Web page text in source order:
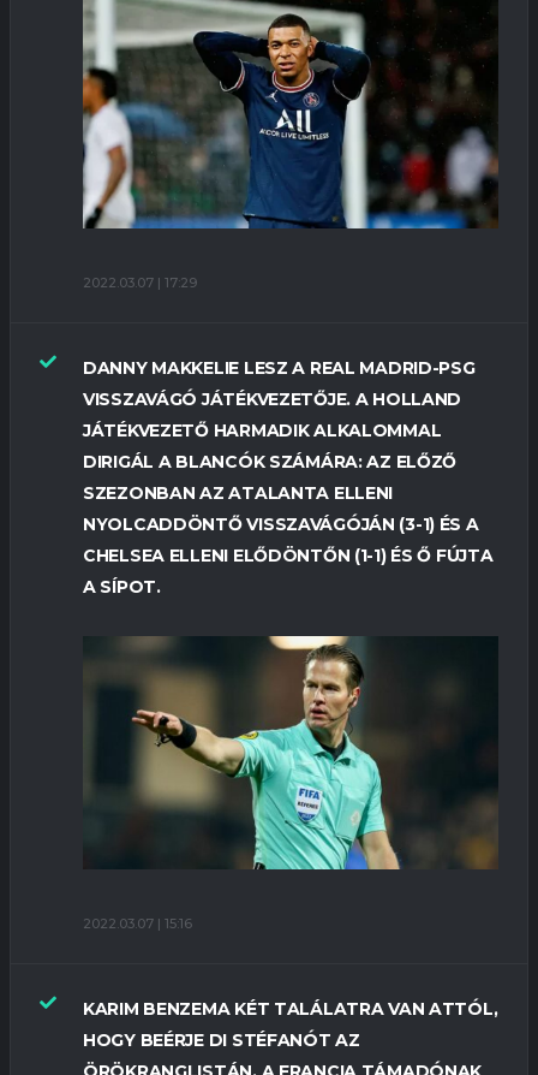
2022.03.07 | 17:29
DANNY MAKKELIE LESZ A REAL MADRID-PSG
VISSZAVÁGÓ JÁTÉKVEZETŐJE. A HOLLAND
JÁTÉKVEZETŐ HARMADIK ALKALOMMAL
DIRIGÁL A BLANCÓK SZÁMÁRA: AZ ELŐZŐ
SZEZONBAN AZ ATALANTA ELLENI
NYOLCADDÖNTŐ VISSZAVÁGÓJÁN (3-1) ÉS A
CHELSEA ELLENI ELŐDÖNTŐN (1-1) ÉS Ő FÚJTA
A SÍPOT.
2022.03.07 | 15:16
KARIM BENZEMA KÉT TALÁLATRA VAN ATTÓL,
HOGY BEÉRJE DI STÉFANÓT AZ